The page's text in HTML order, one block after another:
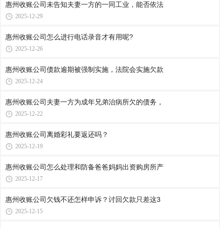
惠州收账公司​未告知夫妻一方的一同工业，能否依法
2025-12-29
惠州收账公司​怎么进行电话录音才有用呢?
2025-12-26
惠州收账公司​债款逾期被强制实施，法院会实施欠款
2025-12-24
惠州收账公司​夫妻一方为成年兄弟治病所欠的债务，
2025-12-22
惠州收账公司​离婚彩礼要返还吗？
2025-12-19
惠州收账公司​怎么处理和防备爸爸妈妈出资购房所产
2025-12-17
惠州收账公司​欠钱不还怎样申诉？讨回欠款只差这3
2025-12-15